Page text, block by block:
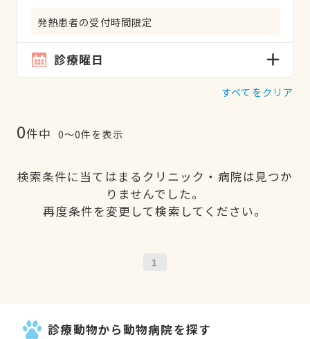
発熱患者の受付時間限定
診療曜日
すべてをクリア
0件中 0〜0件を表示
検索条件に当てはまるクリニック・病院は見つか
りませんでした。
再度条件を変更して検索してください。
1
診療動物から動物病院を探す